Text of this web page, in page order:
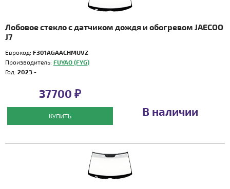
Лобовое стекло с датчиком дождя и обогревом JAECOO
J7
Еврокод: F301AGAACHMUVZ
Производитель: FUYAO (FYG)
Год: 2023 -
37700 ₽
КУПИТЬ В наличии